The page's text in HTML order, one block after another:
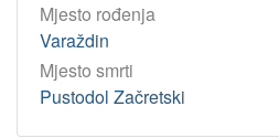
Mjesto rođenja
Varaždin
Mjesto smrti
Pustodol Začretski